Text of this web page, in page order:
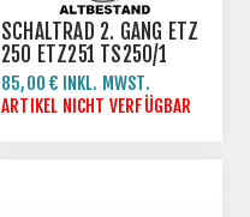
SCHALTRAD 2. GANG ETZ
250 ETZ251 TS250/1
85,00 € INKL. MWST.
ARTIKEL NICHT VERFÜGBAR